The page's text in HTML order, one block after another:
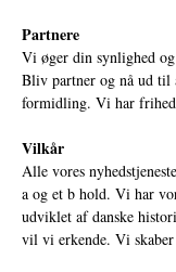
Partnere
Vi øger din synlighed
Bliv partner og nå ud til
formidling. Vi har
Vilkår
Alle vores
a og et b hold. Vi har
udviklet af danske
vil vi erkende. Vi